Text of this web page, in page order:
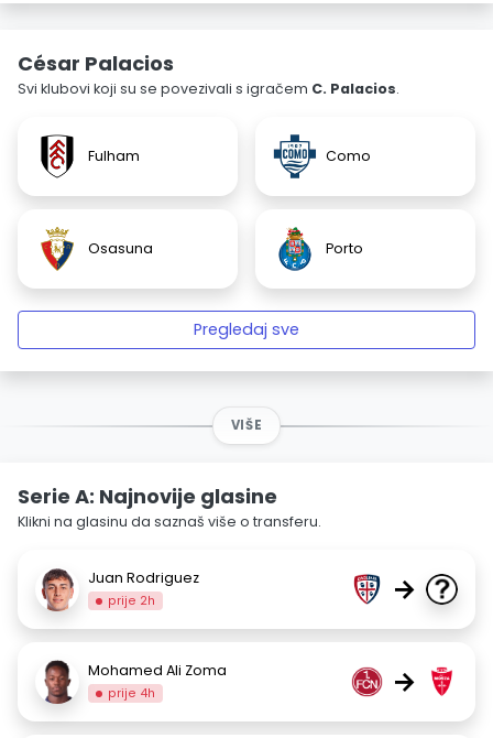
César Palacios
Svi klubovi koji su se povezivali s igračem C. Palacios.
Fulham Como
Osasuna Porto
Pregledaj sve
VIŠE
Serie A: Najnovije glasine
Klikni na glasinu da saznaš više o transferu.
Juan Rodriguez
prije 2h →
Mohamed Ali Zoma
prije 4h →